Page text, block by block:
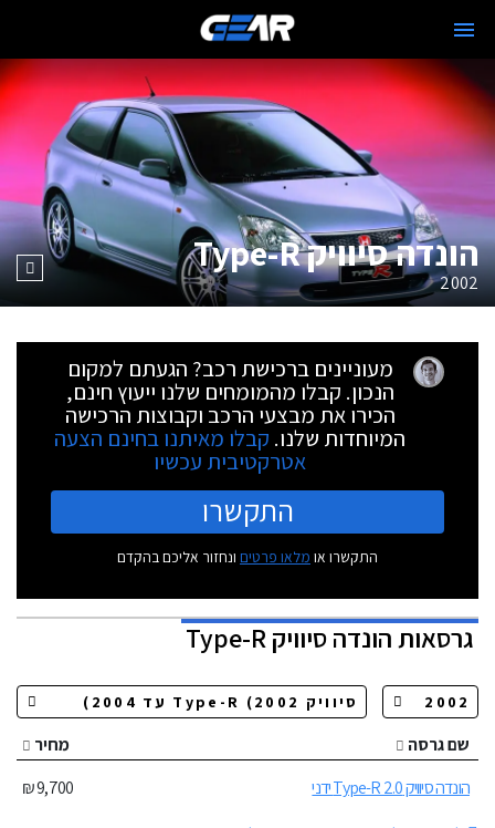
הונדה סיוויק Type-R
2002
מעוניינים ברכישת רכב? הגעתם למקום
הנכון. קבלו מהמומחים שלנו ייעוץ חינם,
הכירו את מבצעי הרכב וקבוצות הרכישה
המיוחדות שלנו. קבלו מאיתנו בחינם הצעה
אטרקטיבית עכשיו
התקשרו
התקשרו או מלאו פרטים ונחזור אליכם בהקדם
גרסאותהונדה סיוויק Type-R
שם גרסה
מחיר
הונדה סיוויק Type-R 2.0 ידני
9,700 ₪